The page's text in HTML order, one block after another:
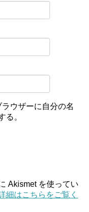
ウザーに自分の名
る。
Akismet を使ってい
細はこちらをご覧く